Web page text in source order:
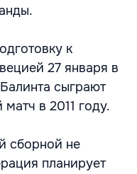
к
27 января в
сыграют
в 2011 году.
сборной не
планирует